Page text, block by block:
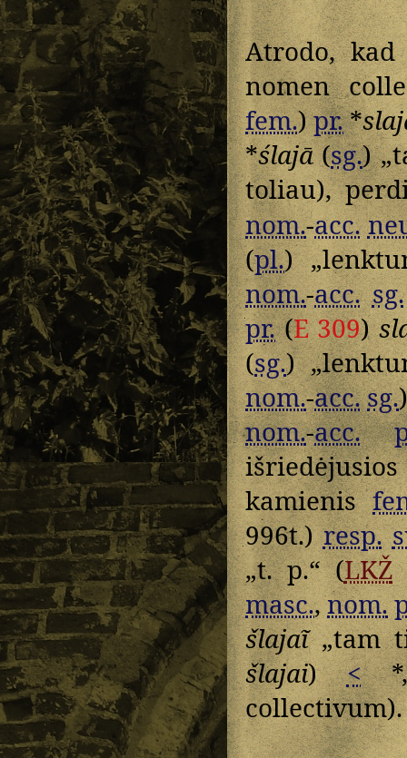
Atrodo,
nomen
fem.)pr.*
*ślajā(sg.)
toliau),
nom.-acc.
(pl.)
nom.-acc. sg.
pr.(E 309)
(sg.)
nom.-acc.sg.
nom.-acc.
kamienis
996t.)resp.
„t. p.“ (LKŽ
masc.,nom.
šlajaĩ„tam
šlajai)<
collectivum).